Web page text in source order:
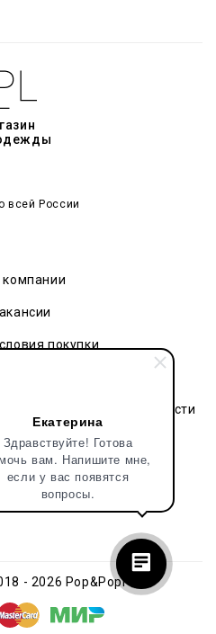
Екатерина
Здравствуйте! Готова
вам. Напишите мне,
если у вас появятся
вопросы.
всей России
покупки
конфиденциальности
91 БЦ Гардероб
, д. 6
- 2026 Pop&Popl